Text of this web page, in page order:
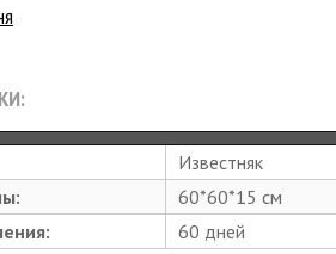
Известняк
60*60*15 см
60 дней